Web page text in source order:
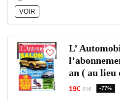
VOIR
L’
an ( au lieu
19€ 81€ -77%